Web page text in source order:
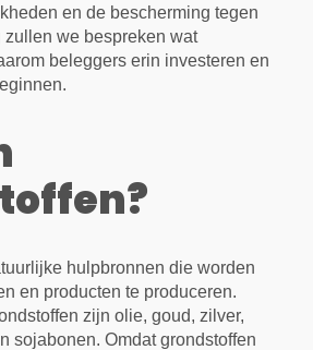
en de bescherming tegen
zullen we bespreken wat
beleggers erin investeren en
hulpbronnen die worden
en producten te produceren.
zijn olie, goud, zilver,
sojabonen. Omdat grondstoffen